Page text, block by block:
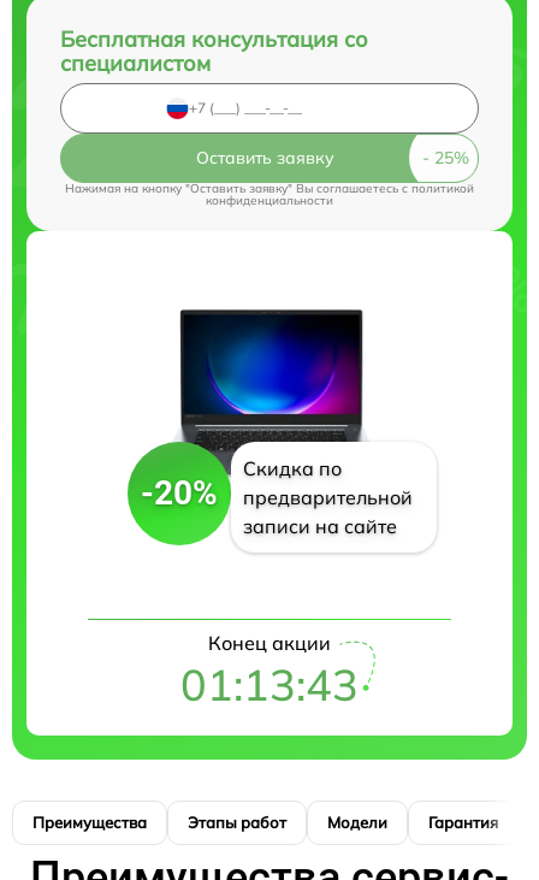
Бесплатная консультация со
специалистом
Оставить заявку
Нажимая на кнопку "Оставить заявку" Вы соглашаетесь cполитикой
конфиденциальности
-20%
Скидка по
предварительной
записи на сайте
Конец акции
01:13:42
Преимущества Этапы работ Модели Гарантия